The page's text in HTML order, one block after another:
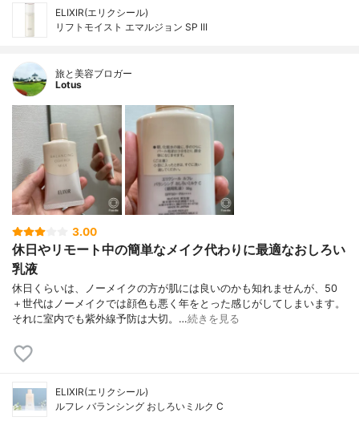
ELIXIR(エリクシール)
リフトモイスト エマルジョン SP III
旅と美容ブロガー
Lotus
3.00
休日やリモート中の簡単なメイク代わりに最適なおしろい
乳液
休日くらいは、ノーメイクの方が肌には良いのかも知れませんが、50
＋世代はノーメイクでは顔色も悪く年をとった感じがしてしまいます。
それに室内でも紫外線予防は大切。…続きを見る
ELIXIR(エリクシール)
ルフレ バランシング おしろいミルク C